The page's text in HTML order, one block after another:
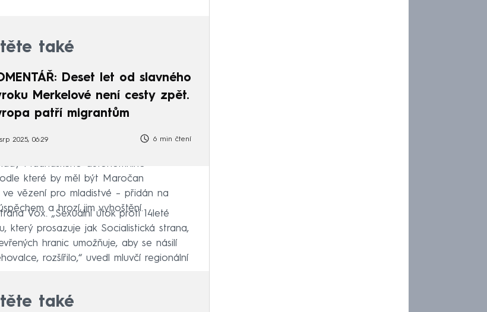
také
Deset let od slavného
Merkelové není cesty zpět.
patří migrantům
2025, 06:29 6 min čtení
Madridského autonomního
které by měl být Maročan
vězení pro mladistvé – přidán na
a hrozí jim vyhoštění.
Vox. „Sexuální útok proti 14leté
který prosazuje jak Socialistická strana,
hranic umožňuje, aby se násilí
rozšířilo,“ uvedl mluvčí regionální
také